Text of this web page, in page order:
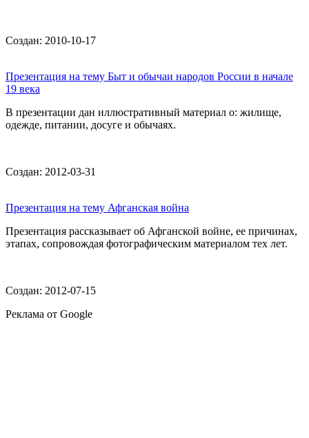
Создан: 2010-10-17
Презентация на тему Быт и обычаи народов России в начале
19 века
В презентации дан иллюстративный материал о: жилище,
одежде, питании, досуге и обычаях.
Создан: 2012-03-31
Презентация на тему Афганская война
Презентация рассказывает об Афганской войне, ее причинах,
этапах, сопровождая фотографическим материалом тех лет.
Создан: 2012-07-15
Реклама от Google